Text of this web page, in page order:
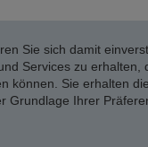
Sie sich damit
Services zu erhalten,
können. Sie erhalten
Grundlage Ihrer